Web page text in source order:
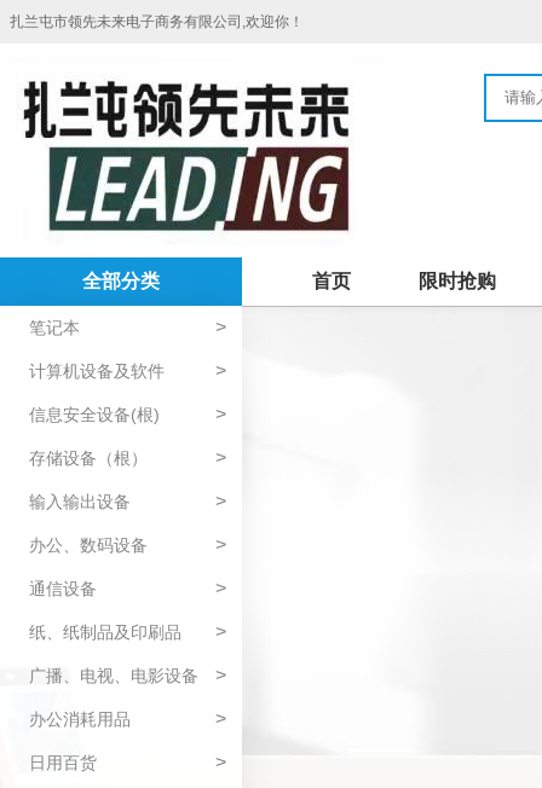
扎兰屯市领先未来电子商务有限公司,欢迎你！
全部分类
笔记本 >
计算机设备及软件 >
信息安全设备(根) >
存储设备（根） >
输入输出设备 >
办公、数码设备 >
通信设备 >
纸、纸制品及印刷品 >
广播、电视、电影设备 >
办公消耗用品 >
日用百货 >
首页 限时抢购